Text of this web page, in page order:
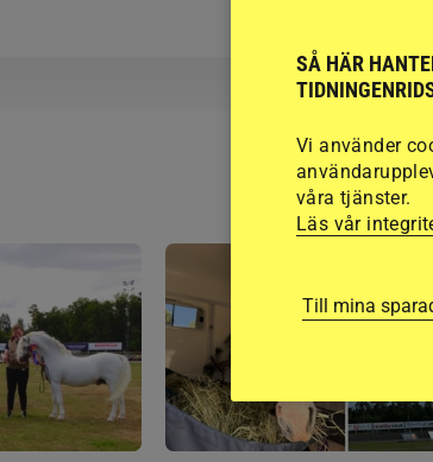
SÅ HÄR
Vi använder
våra tjänster.
Läs vår
Till mina